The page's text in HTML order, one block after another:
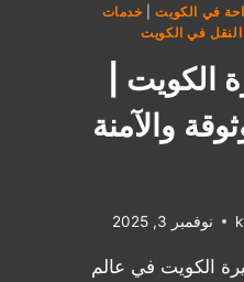
في الكويت| خدمات
في الكويت
الكويت |
والآمنة
نوفمبر 3, 2025
الكويت في عالم